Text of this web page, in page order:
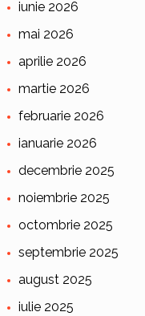
iunie 2026
mai 2026
aprilie 2026
martie 2026
februarie 2026
ianuarie 2026
decembrie 2025
noiembrie 2025
octombrie 2025
septembrie 2025
august 2025
iulie 2025